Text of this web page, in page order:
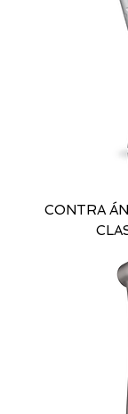
CONTRA